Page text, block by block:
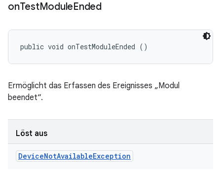
onTestModuleEnded
public void onTestModuleEnded ()
Ermöglicht das Erfassen des Ereignisses „Modul
beendet“.
Löst aus
DeviceNotAvailableException